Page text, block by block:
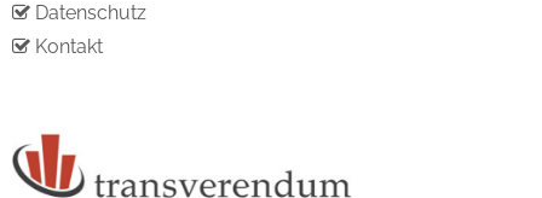
Datenschutz
Kontakt